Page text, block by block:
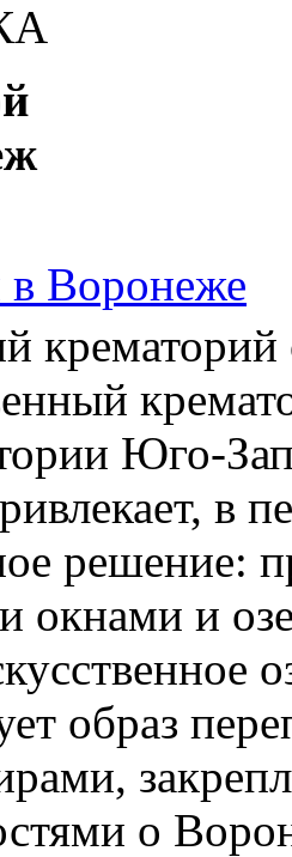
в Воронеже
крематорий
Юго-
в
решение:
окнами и
образ
о